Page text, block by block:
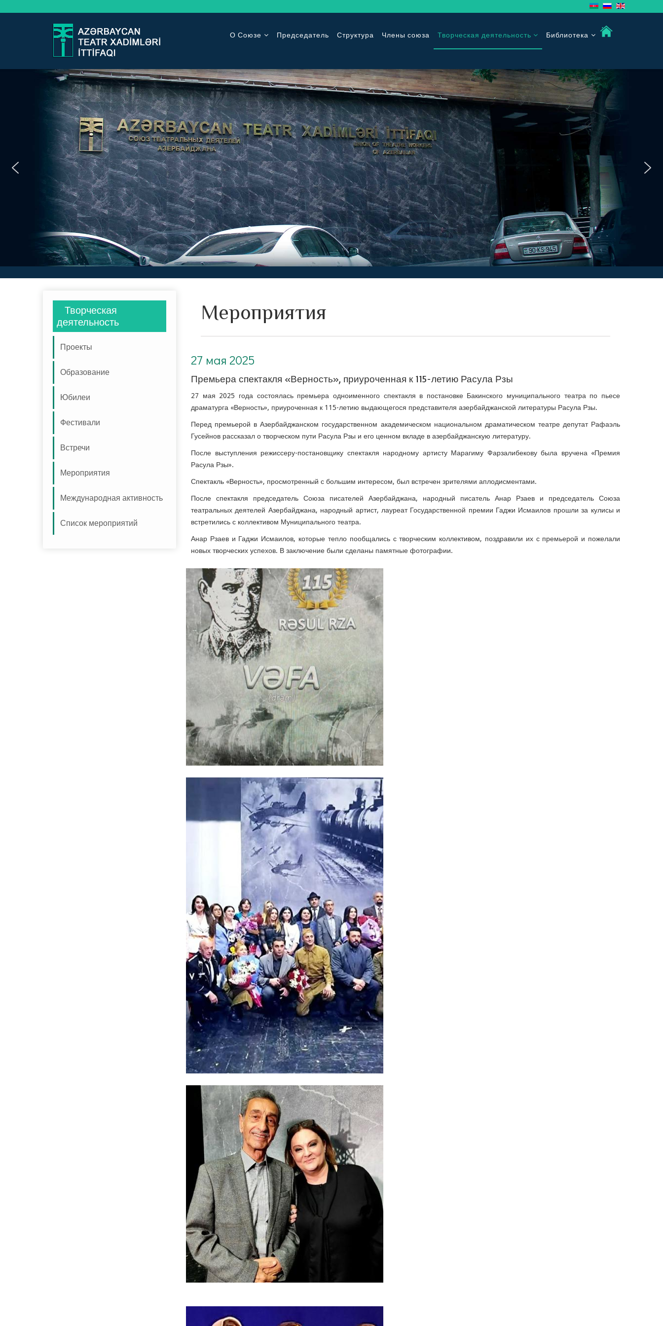
О Союзе Председатель Структура Члены союза Творческая деятельность Библиотека
Творческая
деятельность
Проекты
Образование
Юбилеи
Фестивали
Встречи
Мероприятия
Международная активность
Список мероприятий
Мероприятия
27 мая 2025
Премьера спектакля «Верность», приуроченная к 115-летию Расула Рзы
27 мая 2025 года состоялась премьера одноименного спектакля в постановке Бакинского муниципального театра по пьесе
драматурга «Верность», приуроченная к 115-летию выдающегося представителя азербайджанской литературы Расула Рзы.
Перед премьерой в Азербайджанском государственном академическом национальном драматическом театре депутат Рафаэль
Гусейнов рассказал о творческом пути Расула Рзы и его ценном вкладе в азербайджанскую литературу.
После выступления режиссеру-постановщику спектакля народному артисту Марагиму Фарзалибекову была вручена «Премия
Расула Рзы».
Спектакль «Верность», просмотренный с большим интересом, был встречен зрителями аплодисментами.
После спектакля председатель Союза писателей Азербайджана, народный писатель Анар Рзаев и председатель Союза
театральных деятелей Азербайджана, народный артист, лауреат Государственной премии Гаджи Исмаилов прошли за кулисы и
встретились с коллективом Муниципального театра.
Анар Рзаев и Гаджи Исмаилов, которые тепло пообщались с творческим коллективом, поздравили их с премьерой и пожелали
новых творческих успехов. В заключение были сделаны памятные фотографии.